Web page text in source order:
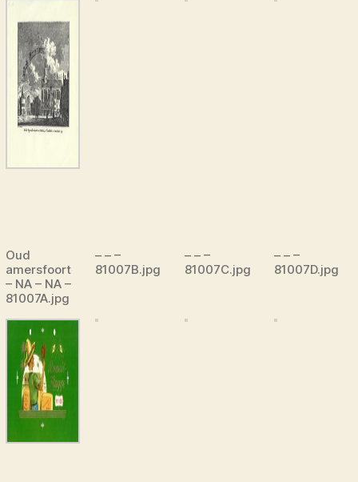
Oud
amersfoort
– NA – NA –
81007A.jpg
– – –
81007B.jpg
– – –
81007C.jpg
– – –
81007D.jpg